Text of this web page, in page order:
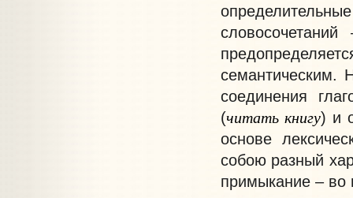
семантическим.
соединения
(читать книгу) и
основе
собою разный
примыкание – во